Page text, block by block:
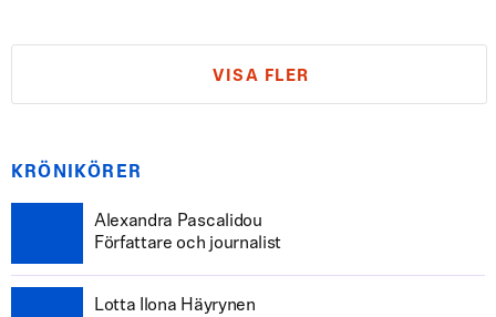
VISA FLER
KRÖNIKÖRER
Alexandra Pascalidou
Författare och journalist
Lotta Ilona Häyrynen